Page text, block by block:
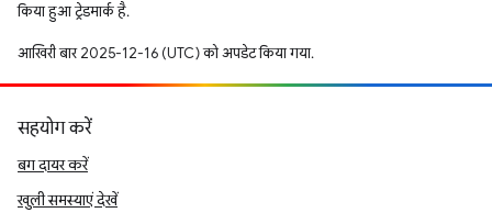
किया हुआ ट्रेडमार्क है.
आखिरी बार 2025-12-16 (UTC) को अपडेट किया गया.
सहयोग करें
बग दायर करें
खुली समस्याएं देखें